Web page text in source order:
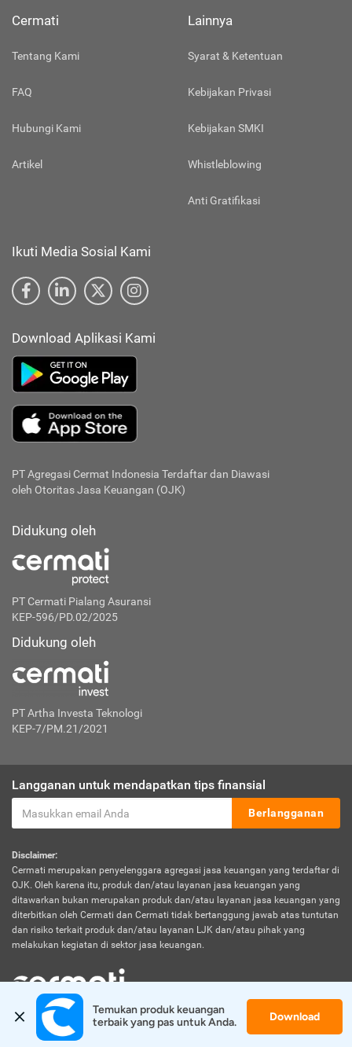
Cermati
Tentang Kami
FAQ
Hubungi Kami
Artikel
Lainnya
Syarat & Ketentuan
Kebijakan Privasi
Kebijakan SMKI
Whistleblowing
Anti Gratifikasi
Ikuti Media Sosial Kami
Download Aplikasi Kami
PT Agregasi Cermat Indonesia Terdaftar dan Diawasi
oleh Otoritas Jasa Keuangan (OJK)
Didukung oleh
PT Cermati Pialang Asuransi
KEP-596/PD.02/2025
Didukung oleh
PT Artha Investa Teknologi
KEP-7/PM.21/2021
Langganan untuk mendapatkan tips finansial
Berlangganan
Disclaimer:
Cermati merupakan penyelenggara agregasi jasa keuangan yang terdaftar di
OJK. Oleh karena itu, produk dan/atau layanan jasa keuangan yang
ditawarkan bukan merupakan produk dan/atau layanan jasa keuangan yang
diterbitkan oleh Cermati dan Cermati tidak bertanggung jawab atas tuntutan
dan risiko terkait produk dan/atau layanan LJK dan/atau pihak yang
melakukan kegiatan di sektor jasa keuangan.
© 2026 Cermati. All Rights Reserved.
Temukan produk keuangan
terbaik yang pas untuk Anda.
Download